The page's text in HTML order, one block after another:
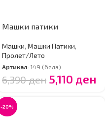
Машки патики
Машки, Машки Патики,
Пролет/Лето
Артикал: 149 (бела)
6,390ден 5,110 ден
-20%